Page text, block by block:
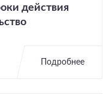
действия
Подробнее